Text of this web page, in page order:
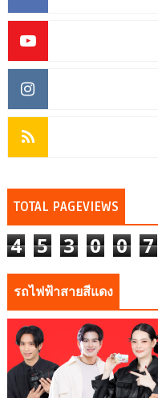
TOTAL PAGEVIEWS
4 5 3 0 0 7
รถไฟฟ้าสายสีแดง